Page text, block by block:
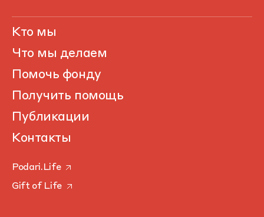
Кто мы
Что мы делаем
Помочь фонду
Получить помощь
Публикации
Контакты
Podari.Life
Gift of Life